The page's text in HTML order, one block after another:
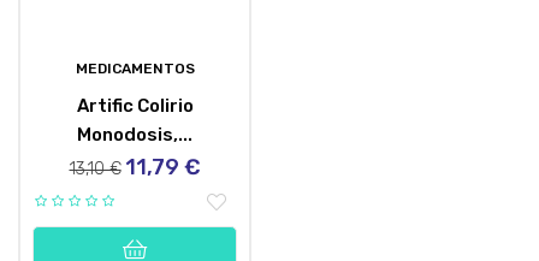
MEDICAMENTOS
Artific Colirio
Monodosis,...
Precio
13,10 € Precio
11,79 €